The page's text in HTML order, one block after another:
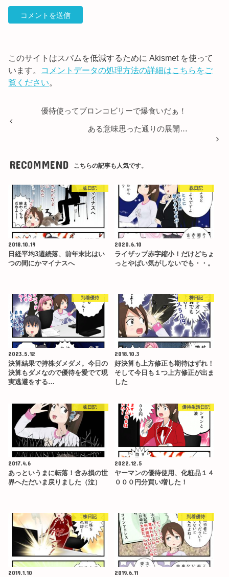
このサイトはスパムを低減するために Akismet を使って
います。 コメントデータの処理方法の詳細はこちらをご
覧ください。
優待使ってブロンコビリーで爆食いだぁ！
ある意味思った通りの展開…
RECOMMEND こちらの記事も人気です。
株日記
2018.10.19
日経平均3週続落、前年末比はい
つの間にかマイナスへ
株日記
2020.6.10
ライザップ赤字縮小！だけどちょ
っとやばい気がしないでも・・。
到着優待
2023.5.12
決算結果で持株ダメダメ。今日の
決算もダメなので優待を愛でて現
実逃避をする…
株日記
2018.10.3
好決算も上方修正も期待はずれ！
そして今日も１つ上方修正が出ま
した
株日記
2017.4.6
あっというまに転落！含み損の世
界へただいま戻りました（泣）
優待生活日記
2022.12.5
ヤーマンの優待使用、化粧品１４
０００円分買い増した！
株日記
2019.1.10
到着優待
2019.6.11